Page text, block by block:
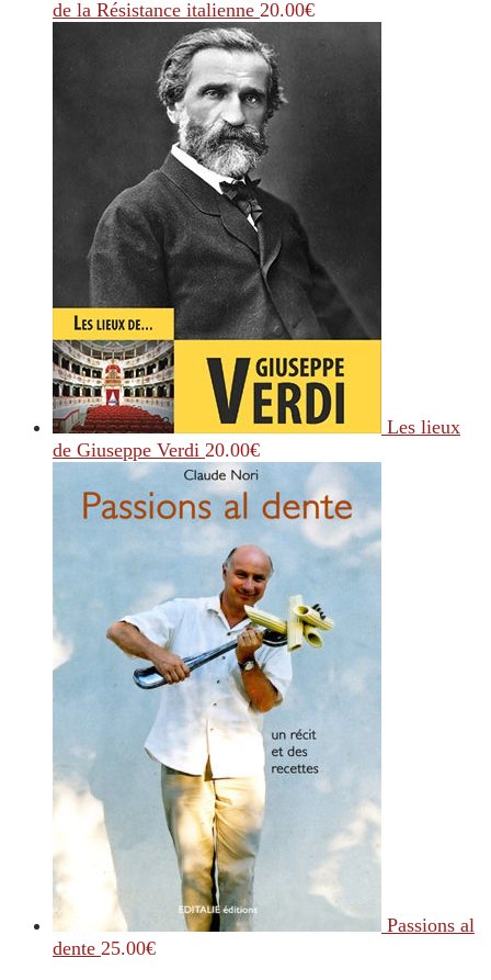
de la Résistance italienne 20.00€
Les lieux
de Giuseppe Verdi 20.00€
Passions al
dente 25.00€